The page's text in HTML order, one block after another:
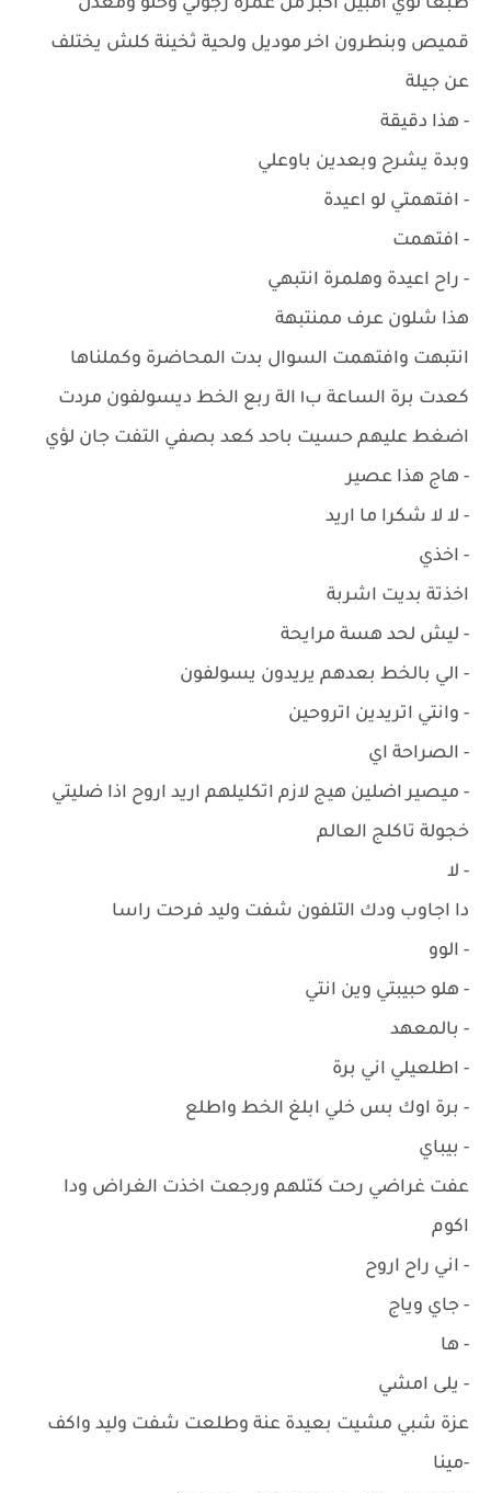
طبعا لؤي امبين اكبر من عمرة رجولي وحلو ومعدل
قميص وبنطرون اخر موديل ولحية ثخينة كلش يختلف
عن جيلة
- هذا دقيقة
وبدة يشرح وبعدين باوعلي
- افتهمتي لو اعيدة
- افتهمت
- راح اعيدة وهلمرة انتبهي
هذا شلون عرف ممنتبهة
انتبهت وافتهمت السوال بدت المحاضرة وكملناها
كعدت برة الساعة ب١ الة ربع الخط ديسولفون مردت
اضغط عليهم حسيت باحد كعد بصفي التفت جان لؤي
- هاج هذا عصير
- لا لا شكرا ما اريد
- اخذي
اخذتة بديت اشربة
- ليش لحد هسة مرايحة
- الي بالخط بعدهم يريدون يسولفون
- وانتي اتريدين اتروحين
- الصراحة اي
- ميصير اضلين هيج لازم اتكليلهم اريد اروح اذا ضليتي
خجولة تاكلج العالم
- لا
دا اجاوب ودك التلفون شفت وليد فرحت راسا
- الوو
- هلو حبيبتي وين انتي
- بالمعهد
- اطلعيلي اني برة
- برة اوك بس خلي ابلغ الخط واطلع
- بيباي
عفت غراضي رحت كتلهم ورجعت اخذت الغراض ودا
اكوم
- اني راح اروح
- جاي وياج
- ها
- يلى امشي
عزة شبي مشيت بعيدة عنة وطلعت شفت وليد واكف
-مينا